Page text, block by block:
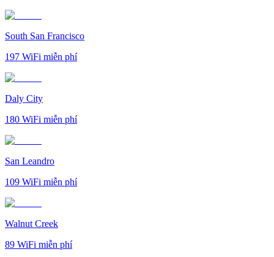
South San Francisco
197 WiFi miễn phí
Daly City
180 WiFi miễn phí
San Leandro
109 WiFi miễn phí
Walnut Creek
89 WiFi miễn phí